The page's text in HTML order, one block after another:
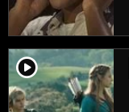
player2